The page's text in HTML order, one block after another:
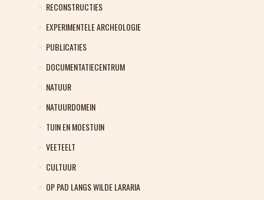
RECONSTRUCTIES
EXPERIMENTELE ARCHEOLOGIE
PUBLICATIES
DOCUMENTATIECENTRUM
NATUUR
NATUURDOMEIN
TUIN EN MOESTUIN
VEETEELT
CULTUUR
OP PAD LANGS WILDE LARARIA